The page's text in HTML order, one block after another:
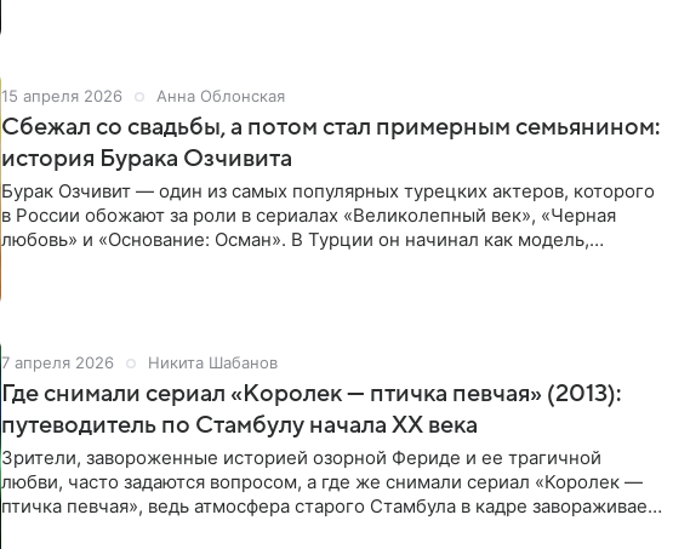
15 апреля 2026 Анна Облонская
Сбежал со свадьбы, а потом стал примерным семьянином:
история Бурака Озчивита
Бурак Озчивит — один из самых популярных турецких актеров, которого
в России обожают за роли в сериалах «Великолепный век», «Черная
любовь» и «Основание: Осман». В Турции он начинал как модель,
7 апреля 2026 Никита Шабанов
Где снимали сериал «Королек — птичка певчая» (2013):
путеводитель по Стамбулу начала XX века
Зрители, завороженные историей озорной Фериде и ее трагичной
любви, часто задаются вопросом, а где же снимали сериал «Королек —
птичка певчая», ведь атмосфера старого Стамбула в кадре завораживает